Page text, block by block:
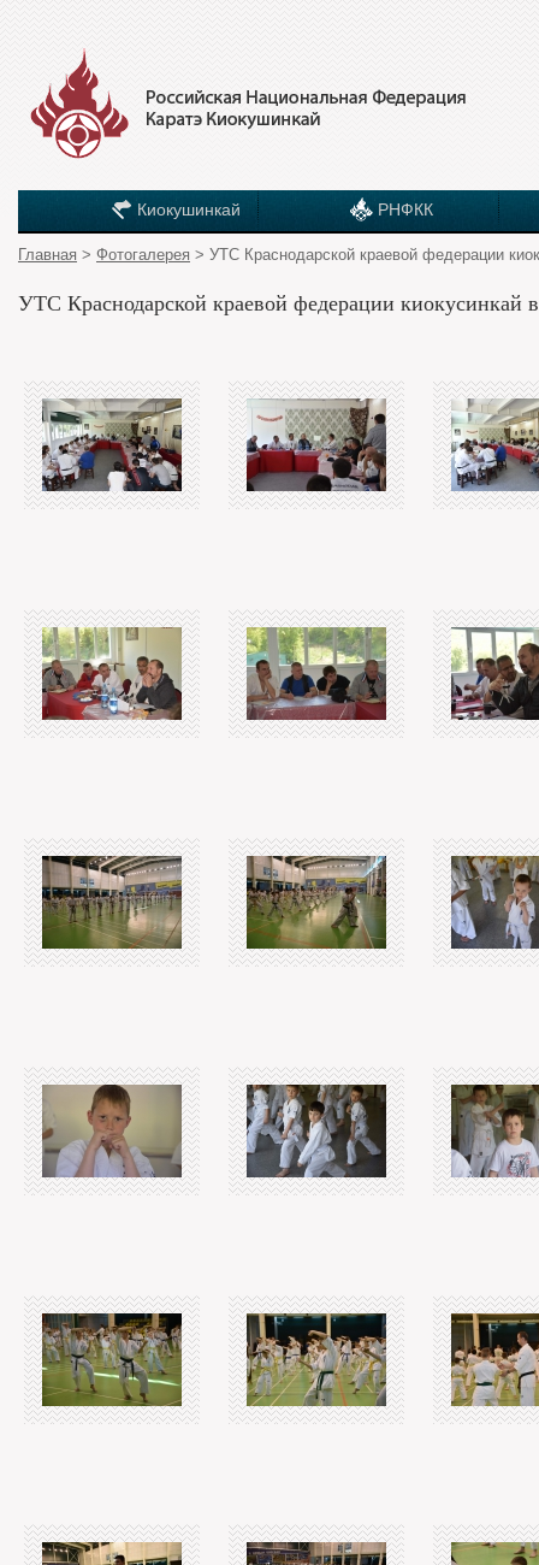
Киокушинкай РНФКК
Главная > Фотогалерея > УТС Краснодарской краевой федерации
УТС Краснодарской краевой федерации киокусинкай